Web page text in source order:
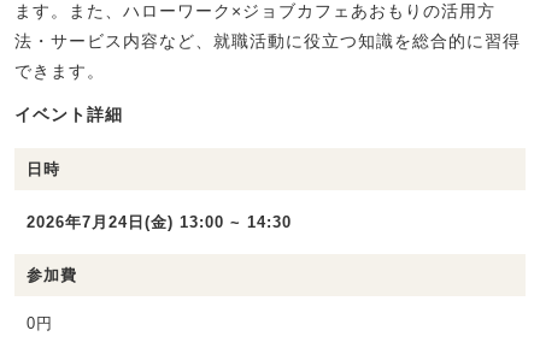
ます。また、ハローワーク×ジョブカフェあおもりの活用方
法・サービス内容など、就職活動に役立つ知識を総合的に習得
できます。
イベント詳細
日時
2026年7月24日(金) 13:00 ~ 14:30
参加費
0円